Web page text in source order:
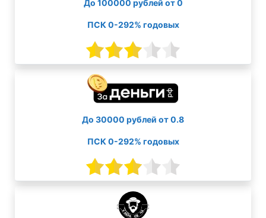
До 100000 рублей от 0
ПСК 0-292% годовых
До 30000 рублей от 0.8
ПСК 0-292% годовых